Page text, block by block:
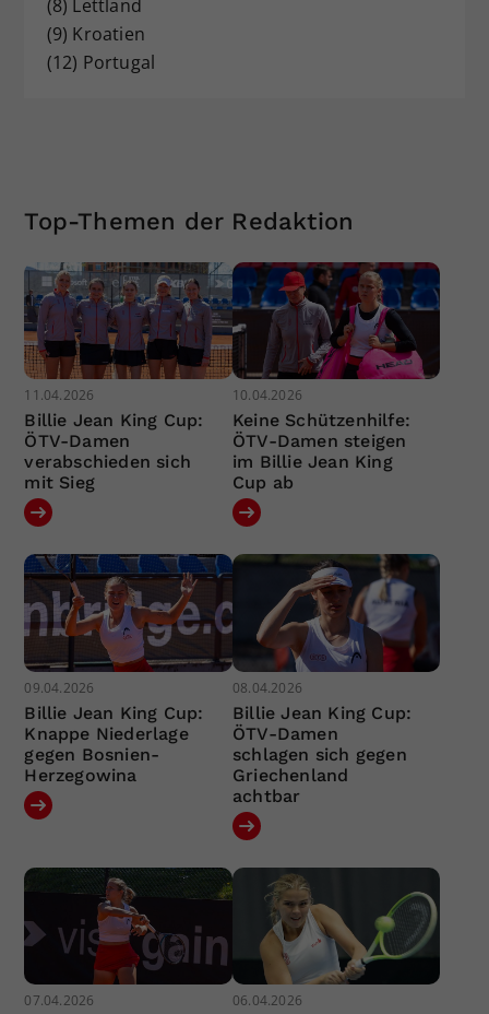
(8) Lettland
(9) Kroatien
(12) Portugal
Top-Themen der Redaktion
11.04.2026
Billie Jean King Cup:
ÖTV-Damen
verabschieden sich
mit Sieg
10.04.2026
Keine Schützenhilfe:
ÖTV-Damen steigen
im Billie Jean King
Cup ab
09.04.2026
Billie Jean King Cup:
Knappe Niederlage
gegen Bosnien-
Herzegowina
08.04.2026
Billie Jean King Cup:
ÖTV-Damen
schlagen sich gegen
Griechenland
achtbar
07.04.2026 06.04.2026